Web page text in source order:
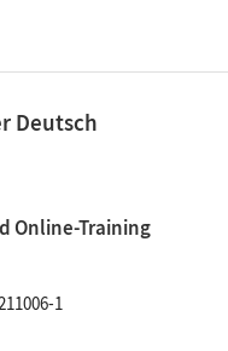
Deutsch
Online-Training
1